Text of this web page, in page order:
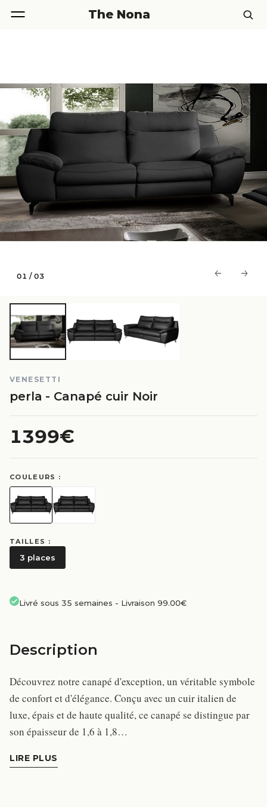
The Nona
01 /03
VENESETTI
perla - Canapé cuir Noir
1399€
COULEURS :
TAILLES :
3 places
Livré sous 35 semaines - Livraison 99.00€
Description
Découvrez notre canapé d'exception, un véritable symbole
de confort et d'élégance. Conçu avec un cuir italien de
luxe, épais et de haute qualité, ce canapé se distingue par
son épaisseur de 1,6 à 1,8…
LIRE PLUS